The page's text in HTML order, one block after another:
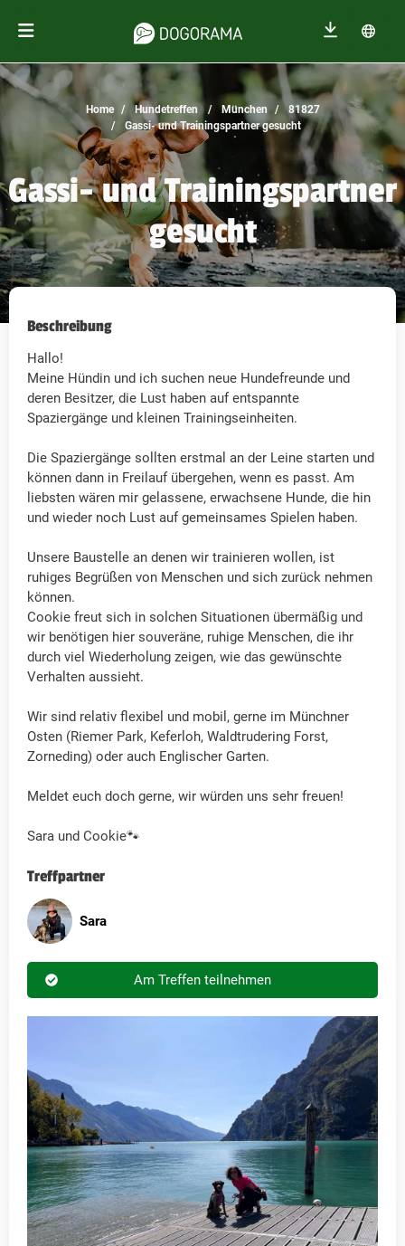
Home Hundetreffen München
81827
Gassi- und Trainingspartner gesucht
Gassi- und Trainingspartner
gesucht
Beschreibung
Hallo!
Meine Hündin und ich suchen neue Hundefreunde und
deren Besitzer, die Lust haben auf entspannte
Spaziergänge und kleinen Trainingseinheiten.
Die Spaziergänge sollten erstmal an der Leine starten und
können dann in Freilauf übergehen, wenn es passt. Am
liebsten wären mir gelassene, erwachsene Hunde, die hin
und wieder noch Lust auf gemeinsames Spielen haben.
Unsere Baustelle an denen wir trainieren wollen, ist
ruhiges Begrüßen von Menschen und sich zurück nehmen
können.
Cookie freut sich in solchen Situationen übermäßig und
wir benötigen hier souveräne, ruhige Menschen, die ihr
durch viel Wiederholung zeigen, wie das gewünschte
Verhalten aussieht.
Wir sind relativ flexibel und mobil, gerne im Münchner
Osten (Riemer Park, Keferloh, Waldtrudering Forst,
Zorneding) oder auch Englischer Garten.
Meldet euch doch gerne, wir würden uns sehr freuen!
Sara und Cookie🐾
Treffpartner
Sara
Am Treffen teilnehmen